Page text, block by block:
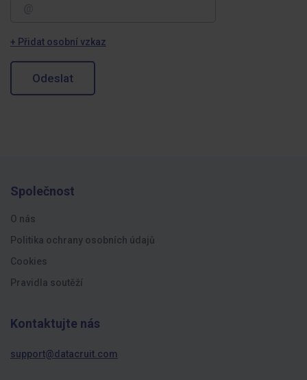
+ Přidat osobní vzkaz
Odeslat
Společnost
O nás
Politika ochrany osobních údajů
Cookies
Pravidla soutěží
Kontaktujte nás
support@datacruit.com